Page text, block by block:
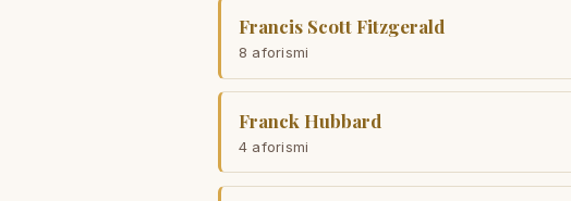
Francis Scott Fitzgerald
8 aforismi
Franck Hubbard
4 aforismi